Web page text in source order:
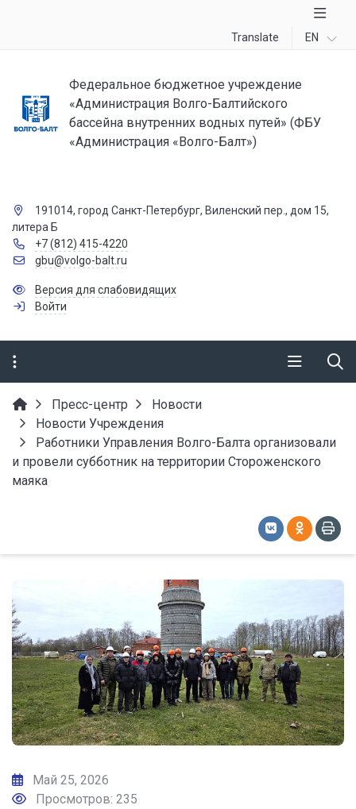
Translate EN
Федеральное бюджетное учреждение
«Администрация Волго-Балтийского
бассейна внутренних водных путей» (ФБУ
«Администрация «Волго-Балт»)
191014, город Санкт-Петербург, Виленский пер., дом 15,
литера Б
+7 (812) 415-4220
gbu@volgo-balt.ru
Версия для слабовидящих
Войти
Пресс-центр
Новости
Новости Учреждения
Работники Управления Волго-Балта организовали
и провели субботник на территории Стороженского
маяка
Май 25, 2026
Просмотров: 235